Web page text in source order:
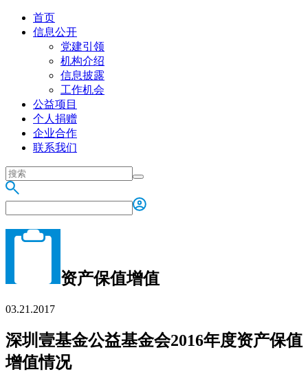
首页
信息公开
党建引领
机构介绍
信息披露
工作机会
公益项目
个人捐赠
企业合作
联系我们
资产保值增值
03.21.2017
深圳壹基金公益基金会2016年度资产保值
增值情况